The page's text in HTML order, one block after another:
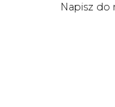
Napisz do